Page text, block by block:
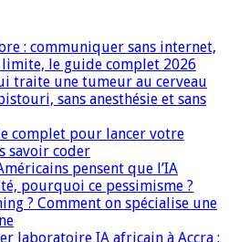
: communiquer sans internet,
limite, le guide complet 2026
traite une tumeur au cerveau
sans anesthésie et sans
complet pour lancer votre
savoir coder
pensent que l’IA
pourquoi ce pessimisme ?
? Comment on spécialise une
laboratoire IA africain à Accra :